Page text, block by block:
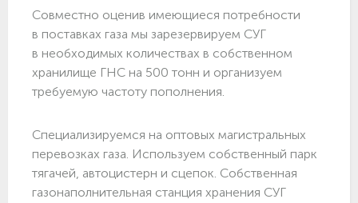
Совместно оценив имеющиеся потребности
в поставках газа мы зарезервируем СУГ
в необходимых количествах в собственном
хранилище ГНС на 500 тонн и организуем
требуемую частоту пополнения.
Специализируемся на оптовых магистральных
перевозках газа. Используем собственный парк
тягачей, автоцистерн и сцепок. Собственная
газонаполнительная станция хранения СУГ